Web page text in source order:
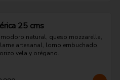
25 cms
natural, queso mozzarella,
artesanal, lomo embuchado,
vela y orégano.